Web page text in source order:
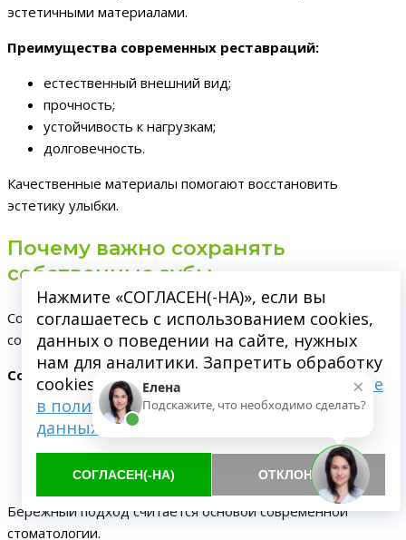
эстетичными материалами.
Преимущества современных реставраций:
естественный внешний вид;
прочность;
устойчивость к нагрузкам;
долговечность.
Качественные материалы помогают восстановить
эстетику улыбки.
Почему важно сохранять
собственные зубы
Современная стоматология стремится максимально
сохранять натуральные ткани зуба.
Сохранение зубов помогает:
поддерживать правильную жевательную нагрузку;
сохранять эстетику улыбки;
предотвращать смещение зубов;
поддерживать здоровье полости рта.
Бережный подход считается основой современной
стоматологии.
Нажмите «СОГЛАСЕН(-НА)», если вы
соглашаетесь с использованием cookies,
данных о поведении на сайте, нужных
нам для аналитики. Запретить обработку
cookies можете через браузер.
Подробнее
в политике обработки персональных
данных
СОГЛАСЕН(-НА) ОТКЛОНИТЬ
×
Елена
Подскажите, что необходимо сделать?